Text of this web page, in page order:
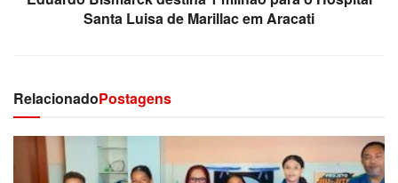
Santa Luisa de Marillac em Aracati
RelacionadoPostagens